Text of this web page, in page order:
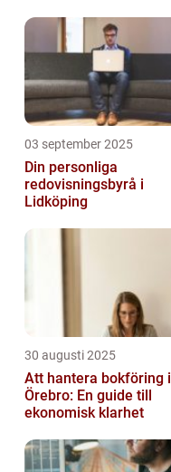
03 september 2025
Din personliga
redovisningsbyrå i
Lidköping
30 augusti 2025
Att hantera bokföring i
Örebro: En guide till
ekonomisk klarhet